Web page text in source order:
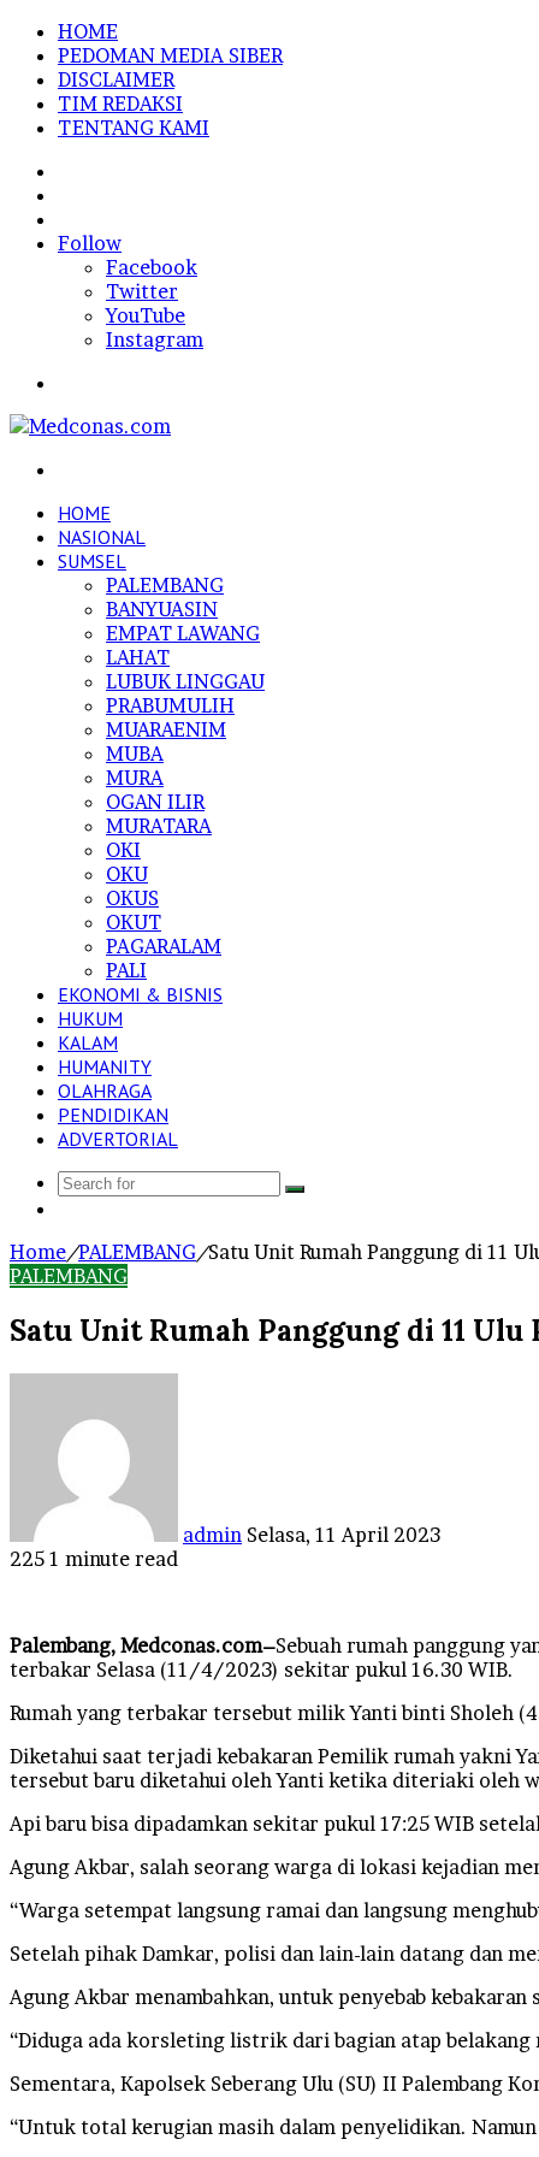
HOME
PEDOMAN MEDIA SIBER
DISCLAIMER
TIM REDAKSI
TENTANG KAMI
In
Follow
Facebook
Twitter
YouTube
Instagram
HOME
NASIONAL
SUMSEL
PALEMBANG
BANYUASIN
EMPAT LAWANG
LAHAT
LUBUK LINGGAU
PRABUMULIH
MUARAENIM
MUBA
MURA
OGAN ILIR
MURATARA
OKI
OKU
OKUS
OKUT
PAGARALAM
PALI
EKONOMI & BISNIS
HUKUM
KALAM
HUMANITY
OLAHRAGA
PENDIDIKAN
ADVERTORIAL
Search
Home/PALEMBANG/Satu Unit Rumah Panggung di 11
PALEMBANG
Satu Unit Rumah Panggung di 11
admin Selasa, 11 April 2023
225 1 minute read
Palembang, Medconas.com–Sebuah rumah panggung
terbakar Selasa (11/4/2023) sekitar pukul 16.30 WIB.
Rumah yang terbakar tersebut milik Yanti binti Sholeh
Diketahui saat terjadi kebakaran Pemilik rumah yakni
tersebut baru diketahui oleh Yanti ketika diteriaki oleh
Api baru bisa dipadamkan sekitar pukul 17:25 WIB
Agung Akbar, salah seorang warga di lokasi kejadian
“Warga setempat langsung ramai dan langsung
Setelah pihak Damkar, polisi dan lain-lain datang dan
Agung Akbar menambahkan, untuk penyebab
“Diduga ada korsleting listrik dari bagian atap belakang
Sementara, Kapolsek Seberang Ulu (SU) II Palembang
“Untuk total kerugian masih dalam penyelidikan.